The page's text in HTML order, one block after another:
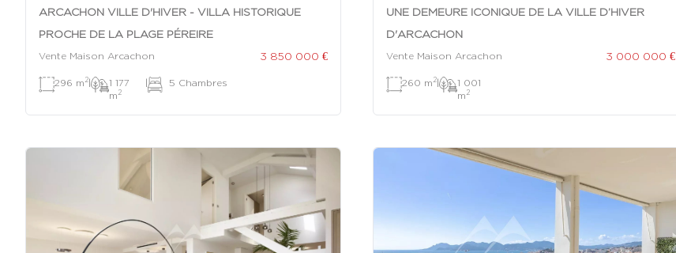
ARCACHON VILLE D'HIVER - VILLA HISTORIQUE
PROCHE DE LA PLAGE PÉREIRE
Vente Maison Arcachon 3 850 000 €
296 m 2|
1 177
m 2
| 5 Chambres
UNE DEMEURE ICONIQUE DE LA VILLE D’HIVER
D'ARCACHON
Vente Maison Arcachon 3 000 000 €
260 m 2|
1 001
m 2